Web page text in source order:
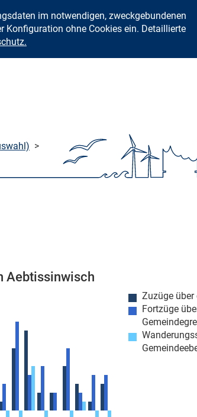
im notwendigen, zweckgebundenen
Konfiguration ohne Cookies ein. Detaillierte
>
Aebtissinwisch
Zuzüge über
Fortzüge